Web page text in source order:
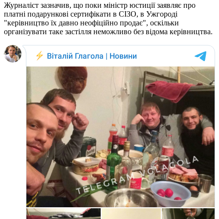
Журналіст зазначив, що поки міністр юстиції заявляє про
платні подарункові сертифікати в СІЗО, в Ужгороді
"керівництво їх давно неофіційно продає", оскільки
організувати таке застілля неможливо без відома керівництва.